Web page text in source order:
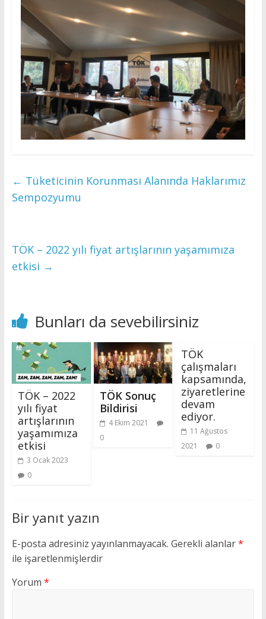
← Tüketicinin Korunması Alanında Haklarımız
Sempozyumu
TÖK – 2022 yılı fiyat artışlarının yaşamımıza
etkisi →
Bunları da sevebilirsiniz
TÖK – 2022
yılı fiyat
artışlarının
yaşamımıza
etkisi
3 Ocak 2023
0
TÖK Sonuç
Bildirisi
4 Ekim 2021
0
TÖK
çalışmaları
kapsamında,
ziyaretlerine
devam
ediyor.
11 Ağustos
2021
0
Bir yanıt yazın
E-posta adresiniz yayınlanmayacak. Gerekli alanlar*
ile işaretlenmişlerdir
Yorum *